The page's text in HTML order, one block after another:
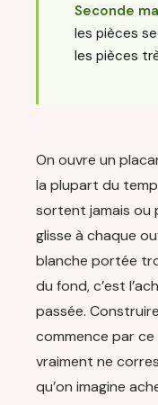
Seconde
les pièces
les pièces
On ouvre un
la plupart du
sortent jamais ou
glisse à chaque
blanche portée
du fond, c’est
passée.
commence par
vraiment ne
qu’on imagine